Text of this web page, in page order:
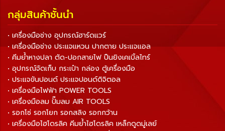
กลุ่มสินค้าชั้นนำ
• เครื่องมือช่าง อุปกรณ์ฮาร์ดแวร์
• เครื่องมือช่าง ประแจแหวน ปากตาย ประแจแอล
• คีมย้ำหางปลา ตัด-ปอกสายไฟ ปืนยิงเคเบิ้ลไทร์
• อุปกรณ์จัดเก็บ กระเป๋า กล่อง ตู้เครื่องมือ
• ประแจขันปอนด์ ประแจปอนด์ดิจิตอล
• เครื่องมือไฟฟ้า POWER TOOLS
• เครื่องมือลม ปั๊มลม AIR TOOLS
• รอกโซ่ รอกโยก รอกสลิง รอกกว้าน
• เครื่องมือไฮโดรลิค คีมย้ำไฮโดรลิค เหล็กดูดมู่เลย์